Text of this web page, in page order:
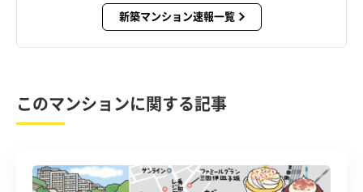
新築マンション速報一覧
このマンションに関する記事